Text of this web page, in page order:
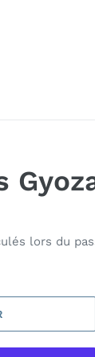
lors du